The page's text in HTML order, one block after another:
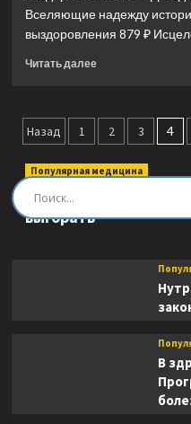
Вселяющие надежду
выздоровления 879 ₽
Читать далееПрочитать
Вселяющие
надежду
истории
необъяснимого
Пагинация
записей
Назад 1 2 3 4
Популярная медицина
Быть врачом. Как
выгорать
В